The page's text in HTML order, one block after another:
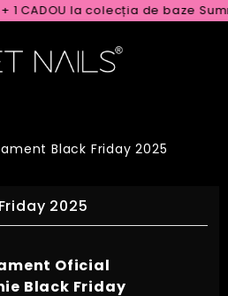
1 CADOU la colecția de baze
Black Friday 2025
2025
Oficial
Black Friday